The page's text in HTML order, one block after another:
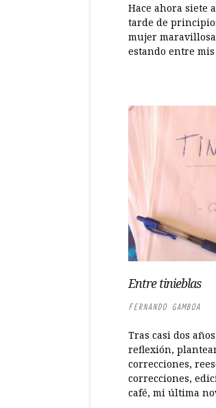
Hace ahora siete
tarde de
mujer
estando entre mis
Entre tinieblas
FERNANDO GAMBOA
Tras casi dos
reflexión,
correcciones,
correcciones,
café, mi última